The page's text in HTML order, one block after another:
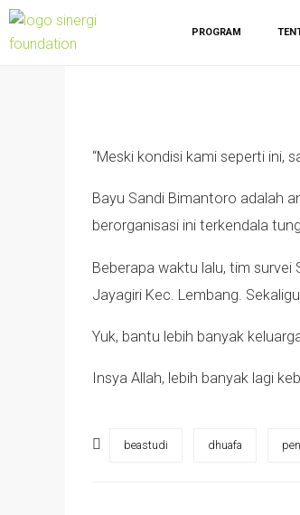
PROGRAM
“Meski kondisi kami seperti ini,
Bayu Sandi Bimantoro adalah
berorganisasi ini terkendala
Beberapa waktu lalu, tim survei
Jayagiri Kec. Lembang.
Yuk, bantu lebih banyak
Insya Allah, lebih banyak lagi
beastudi dhuafa